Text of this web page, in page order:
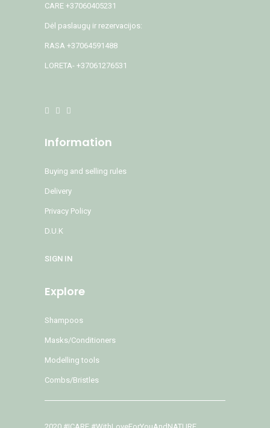
CARE +37060405231
Dėl paslaugų ir rezervacijos:
RASA +37064591488
LORETA- +37061276531
Information
Buying and selling rules
Delivery
Privacy Policy
D.U.K
SIGN IN
Explore
Shampoos
Masks/Conditioners
Modelling tools
Combs/Bristles